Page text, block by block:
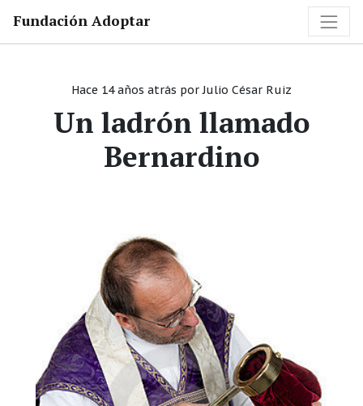
Fundación Adoptar
Hace 14 años atrás porJulio César Ruiz
Un ladrón llamado
Bernardino